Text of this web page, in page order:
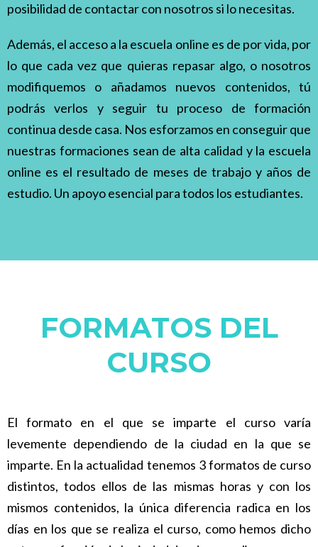
posibilidad de contactar con nosotros si lo necesitas.
Además, el acceso a la escuela online es de por vida, por
lo que cada vez que quieras repasar algo, o nosotros
modifiquemos o añadamos nuevos contenidos, tú
podrás verlos y seguir tu proceso de formación
continua desde casa. Nos esforzamos en conseguir que
nuestras formaciones sean de alta calidad y la escuela
online es el resultado de meses de trabajo y años de
estudio. Un apoyo esencial para todos los estudiantes.
FORMATOS DEL
CURSO
El formato en el que se imparte el curso varía
levemente dependiendo de la ciudad en la que se
imparte. En la actualidad tenemos 3 formatos de curso
distintos, todos ellos de las mismas horas y con los
mismos contenidos, la única diferencia radica en los
días en los que se realiza el curso, como hemos dicho